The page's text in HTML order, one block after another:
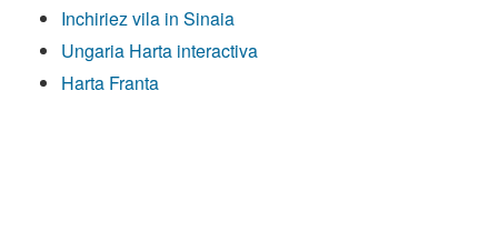
Inchiriez vila in Sinaia
Ungaria Harta interactiva
Harta Franta